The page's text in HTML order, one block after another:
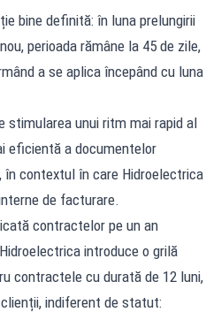
bine definită: în luna prelungirii
perioada rămâne la 45 de zile,
a se aplica începând cu luna
stimularea unui ritm mai rapid al
eficientă a documentelor
contextul în care Hidroelectrica
de facturare.
contractelor pe un an
introduce o grilă
contractele cu durată de 12 luni,
indiferent de statut: